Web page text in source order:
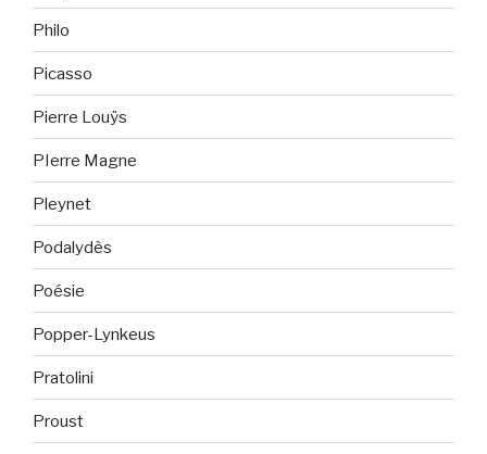
Philo
Picasso
Pierre Louÿs
PIerre Magne
Pleynet
Podalydès
Poésie
Popper-Lynkeus
Pratolini
Proust